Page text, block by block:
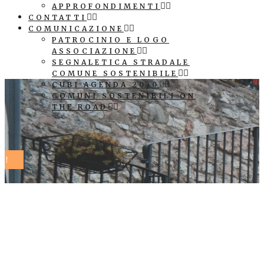
APPROFONDIMENTI
CONTATTI
COMUNICAZIONE
PATROCINIO E LOGO
ASSOCIAZIONE
SEGNALETICA STRADALE
COMUNE SOSTENIBILE
CUBI AGENDA 2030
COMUNI SOSTENIBILI ON
THE ROAD